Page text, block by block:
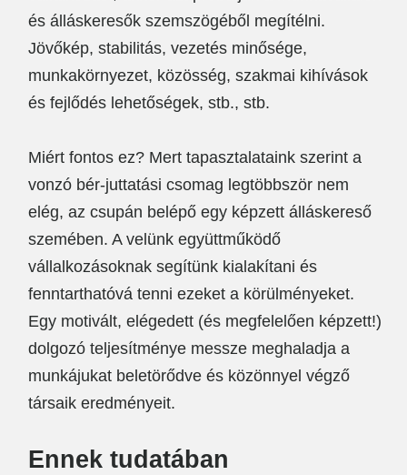
és álláskeresők szemszögéből megítélni.
Jövőkép, stabilitás, vezetés minősége,
munkakörnyezet, közösség, szakmai kihívások
és fejlődés lehetőségek, stb., stb.
Miért fontos ez? Mert tapasztalataink szerint a
vonzó bér-juttatási csomag legtöbbször nem
elég, az csupán belépő egy képzett álláskereső
szemében. A velünk együttműködő
vállalkozásoknak segítünk kialakítani és
fenntarthatóvá tenni ezeket a körülményeket.
Egy motivált, elégedett (és megfelelően képzett!)
dolgozó teljesítménye messze meghaladja a
munkájukat beletörődve és közönnyel végző
társaik eredményeit.
Ennek tudatában